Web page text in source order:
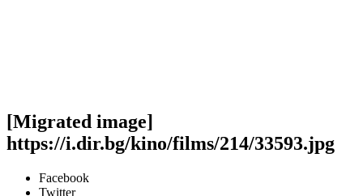
[Migrated image]
https://i.dir.bg/kino/films/214/33593.jpg
Facebook
Twitter